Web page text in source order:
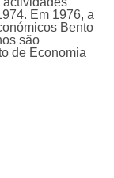
Em 1976, a
Bento
são
de Economia